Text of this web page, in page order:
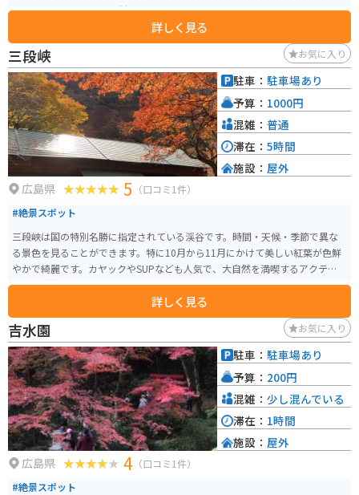
トランでは、地元産の食材を使った料理を楽しむことができます。 バイクで
訪れる場合、道の駅には広い駐車場が完備されているので安心です。周辺に
は、のどかな田園風景が広がっており、ツーリングの休憩スポットとしても
最適です。 道の駅 来夢とごうちからほど近い場所には、歴史的な建造物であ
る吉田郡山城跡や、美しい自然を楽しめる深入山など、観光スポットも点在
しています。
詳しく見る
三段峡 お気に入り
広島県 5 （口コミ1件）
#絶景スポット
三段峡は国の特別名勝に指定されている渓谷です。時間・天候・季節で異な
る景色を見ることができます。特に10月から11月にかけて美しい紅葉が色鮮
やかで綺麗です。カヤックやSUPなども人気で、大自然を満喫するアクティビ
ティも充実しています。
詳しく見る
駐車： 駐車場あり
予算： 1000円
混雑： 普通
滞在： 5時間
施設： 屋外
吉水園 お気に入り
広島県 4 （口コミ1件）
#絶景スポット
駐車： 駐車場あり
予算： 200円
混雑： 少し混んでいる
滞在： 1時間
施設： 屋外